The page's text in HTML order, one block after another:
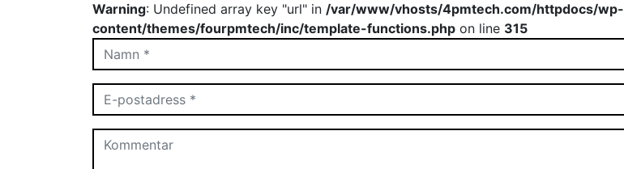
Warning: Undefined array key "url" in /var/www/vhosts/4pmtech.com/httpdocs/wp-
content/themes/fourpmtech/inc/template-functions.php on line 315